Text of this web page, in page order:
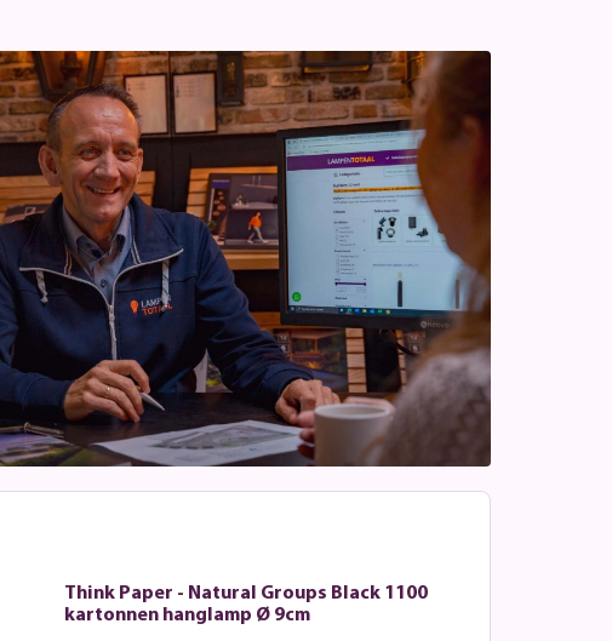
Think Paper - Natural Groups Black 1100
kartonnen hanglamp Ø 9cm